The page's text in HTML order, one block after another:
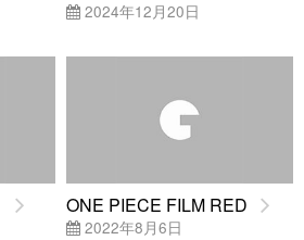
2024年12月20日
ONE PIECE FILM RED
2022年8月6日